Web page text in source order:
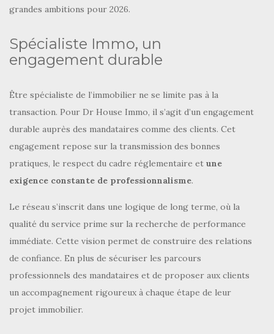
grandes ambitions pour 2026.
Spécialiste Immo, un
engagement durable
Être spécialiste de l’immobilier ne se limite pas à la
transaction. Pour Dr House Immo, il s’agit d’un engagement
durable auprès des mandataires comme des clients. Cet
engagement repose sur la transmission des bonnes
pratiques, le respect du cadre réglementaire et une
exigence constante de professionnalisme.
Le réseau s’inscrit dans une logique de long terme, où la
qualité du service prime sur la recherche de performance
immédiate. Cette vision permet de construire des relations
de confiance. En plus de sécuriser les parcours
professionnels des mandataires et de proposer aux clients
un accompagnement rigoureux à chaque étape de leur
projet immobilier.